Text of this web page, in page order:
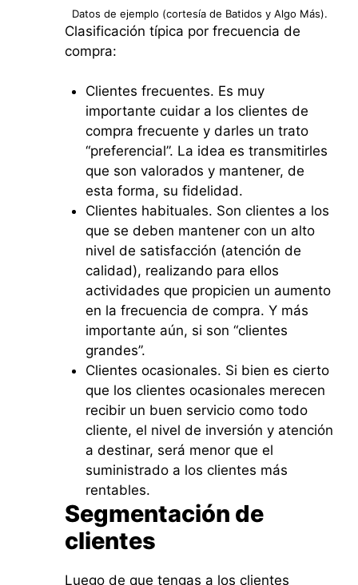
Datos de ejemplo (cortesía de Batidos y Algo Más).
Clasificación típica por frecuencia de
compra:
Clientes frecuentes. Es muy
importante cuidar a los clientes de
compra frecuente y darles un trato
“preferencial”. La idea es transmitirles
que son valorados y mantener, de
esta forma, su fidelidad.
Clientes habituales. Son clientes a los
que se deben mantener con un alto
nivel de satisfacción (atención de
calidad), realizando para ellos
actividades que propicien un aumento
en la frecuencia de compra. Y más
importante aún, si son “clientes
grandes”.
Clientes ocasionales. Si bien es cierto
que los clientes ocasionales merecen
recibir un buen servicio como todo
cliente, el nivel de inversión y atención
a destinar, será menor que el
suministrado a los clientes más
rentables.
Segmentación de
clientes
Luego de que tengas a los clientes